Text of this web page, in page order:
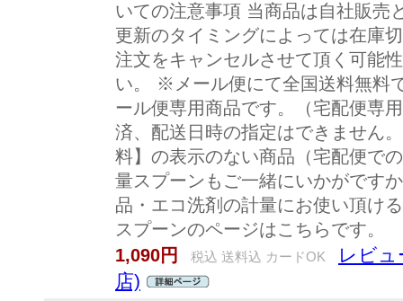
いての注意事項 当商品は自社販売
更新のタイミングによっては在庫
注文をキャンセルさせて頂く可能
い。 ※メール便にて全国送料無料
ール便専用商品です。（宅配便専
済、配送日時の指定はできません
料】の表示のない商品（宅配便で
量スプーンもご一緒にいかがです
品・エコ洗剤の計量にお使い頂け
スプーンのページはこちらです。
1,090円
税込 送料込 カードOK
レビュ
店)